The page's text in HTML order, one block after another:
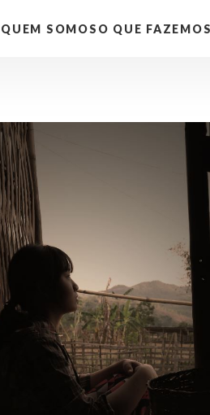
QUEM SOMOS O QUE FAZEMOS